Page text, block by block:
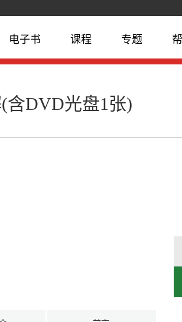
电子书 课程 专题
含DVD光盘1张)